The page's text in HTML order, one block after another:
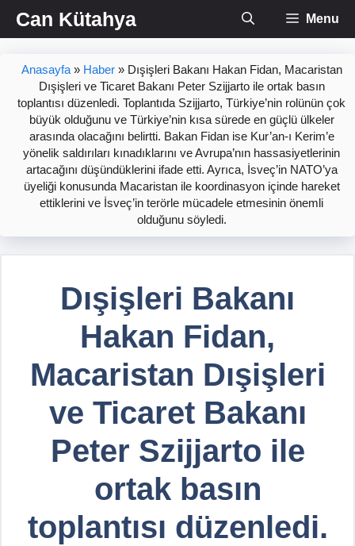
İçeriğe
atlaCan Kütahya Menu
Anasayfa» Haber» Dışişleri Bakanı Hakan Fidan, Macaristan
Dışişleri ve Ticaret Bakanı Peter Szijjarto ile ortak basın
toplantısı düzenledi. Toplantıda Szijjarto, Türkiye’nin rolünün çok
büyük olduğunu ve Türkiye’nin kısa sürede en güçlü ülkeler
arasında olacağını belirtti. Bakan Fidan ise Kur’an-ı Kerim’e
yönelik saldırıları kınadıklarını ve Avrupa’nın hassasiyetlerinin
artacağını düşündüklerini ifade etti. Ayrıca, İsveç’in NATO’ya
üyeliği konusunda Macaristan ile koordinasyon içinde hareket
ettiklerini ve İsveç’in terörle mücadele etmesinin önemli
olduğunu söyledi.
Dışişleri Bakanı
Hakan Fidan,
Macaristan Dışişleri
ve Ticaret Bakanı
Peter Szijjarto ile
ortak basın
toplantısı düzenledi.